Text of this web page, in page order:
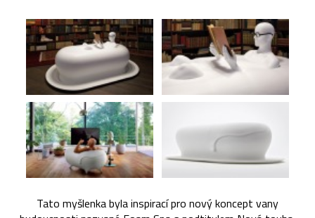
Tato myšlenka byla inspirací pro nový koncept vany